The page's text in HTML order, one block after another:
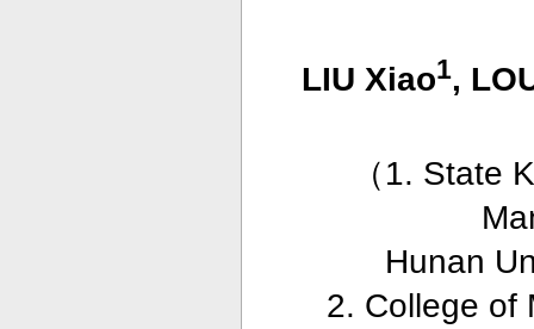
LIU Xiao1,
（1. State
Hunan
2. College of